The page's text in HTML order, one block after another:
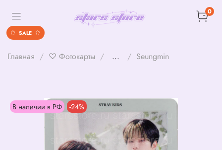
0
Главная ♡ Фотокарты ... Seungmin
В наличии в РФ -24%